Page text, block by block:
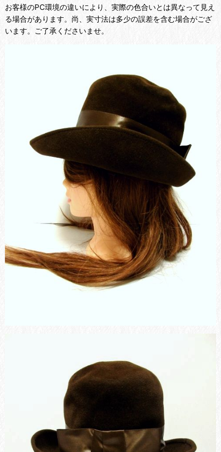
お客様のPC環境の違いにより、実際の色合いとは異なって見え
る場合があります。尚、実寸法は多少の誤差を含む場合がござ
います。ご了承くださいませ。